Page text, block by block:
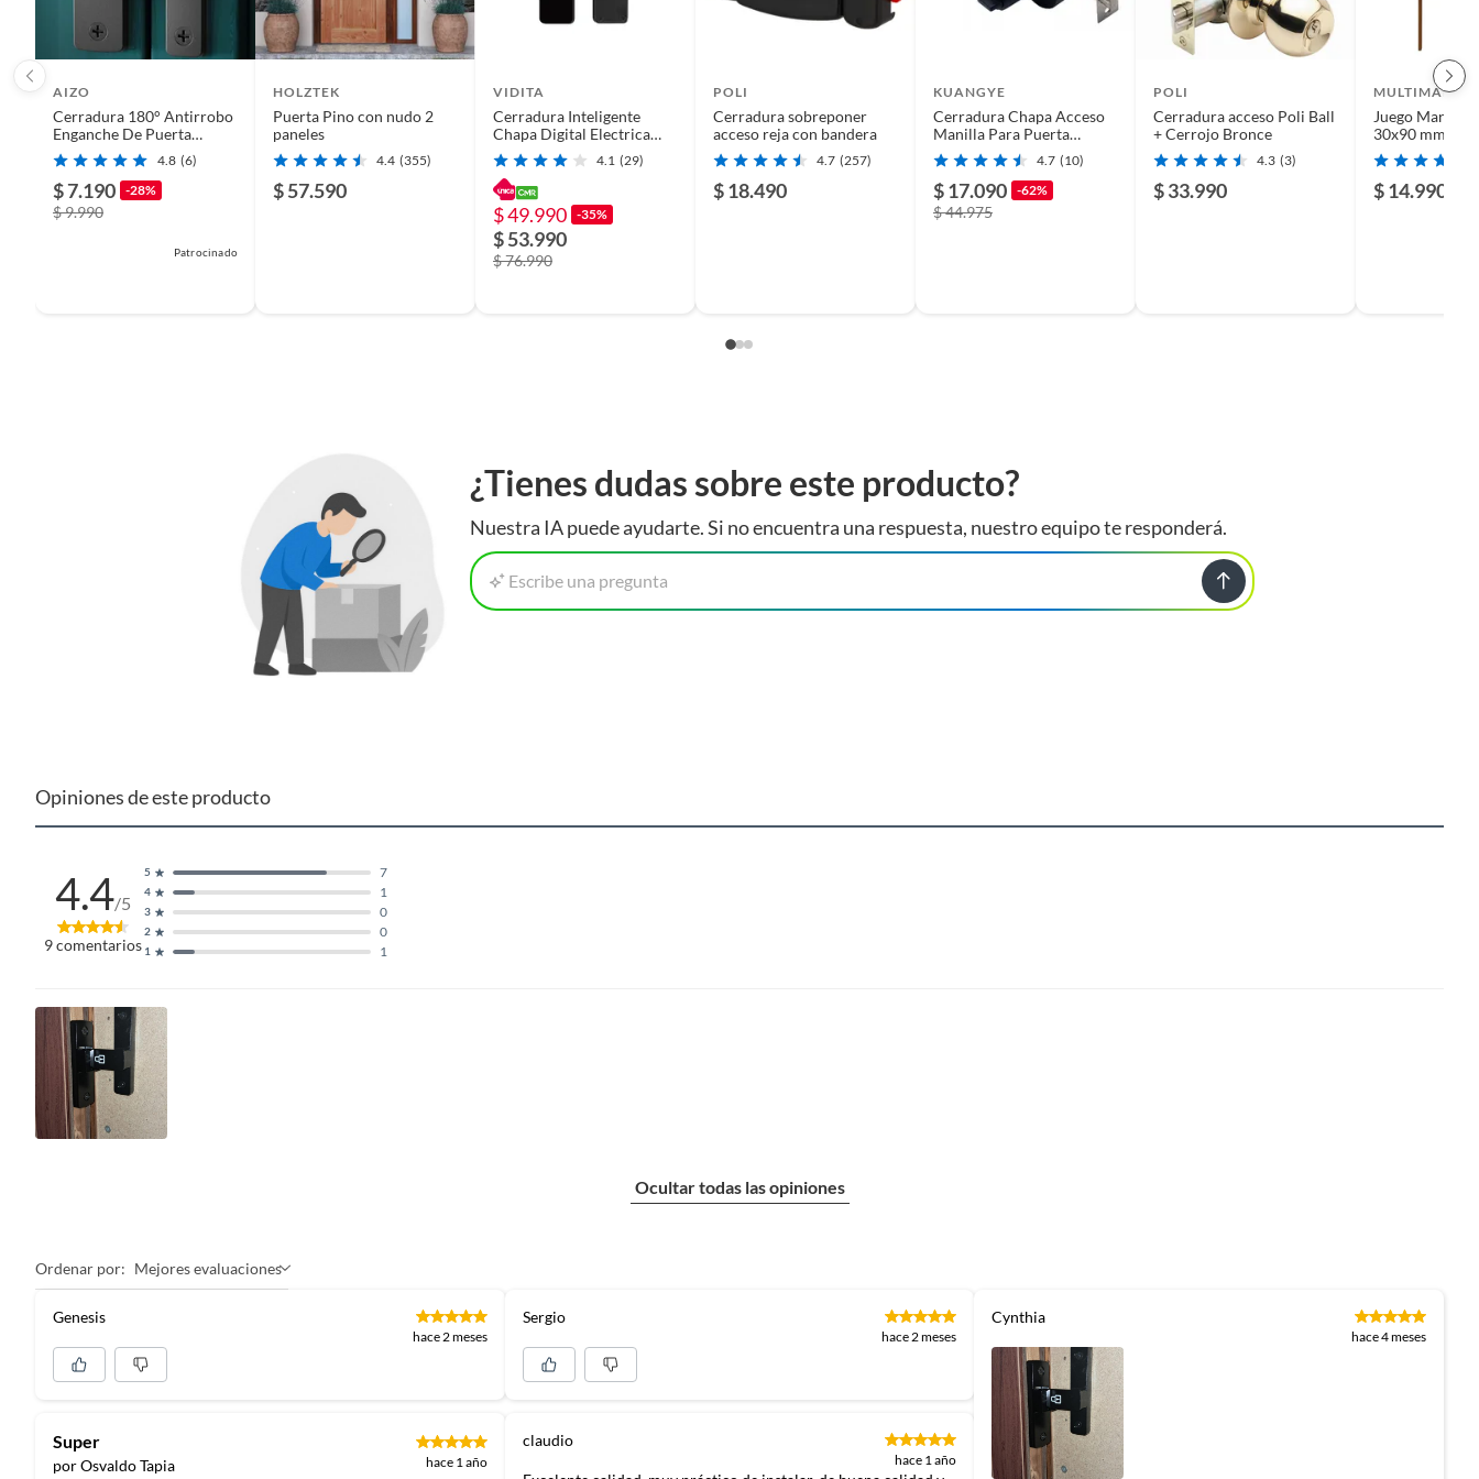
AIZO
Cerradura 180° Antirrobo
Enganche De Puerta
Cerrojo Sin Taladrar
4.8 (6)
$ 7.190 -28%
$ 9.990
Patrocinado
HOLZTEK
Puerta Pino con nudo 2
paneles
4.4 (355)
$ 57.590
VIDITA
Cerradura Inteligente
Chapa Digital Electrica
Tuya App Wifi Huella
Hogar
4.1 (29)
$ 49.990 -35%
$ 53.990
$ 76.990
POLI
Cerradura sobreponer
acceso reja con bandera
4.7 (257)
$ 18.490
KUANGYE
Cerradura Chapa Acceso
Manilla Para Puerta
Multipunto Negro
4.7 (10)
$ 17.090 -62%
$ 44.975
POLI
Cerradura acceso Poli Ball
+ Cerrojo Bronce
4.3 (3)
$ 33.990
MULTIMARCA
Juego Marco
30x90 mm. x
$ 14.990
¿Tienes dudas sobre este producto?
Nuestra IA puede ayudarte. Si no encuentra una respuesta, nuestro equipo te responderá.
Escribe una pregunta
Opiniones de este producto
4.4/5
9comentarios 1 1
2 0
3 0
4 1
5 7
Ocultar todas las opiniones
Ordenar por: Mejores evaluaciones
Genesis
hace 2 meses
Super
por Osvaldo Tapia hace 1 año
Sergio
hace 2 meses
claudio
hace 1 año
Cynthia
hace 4 meses